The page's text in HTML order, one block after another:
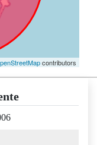
contributors